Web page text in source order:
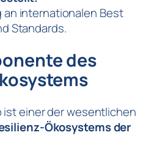
internationalen Best
Standards.
des
ist einer der wesentlichen
Ökosystems der